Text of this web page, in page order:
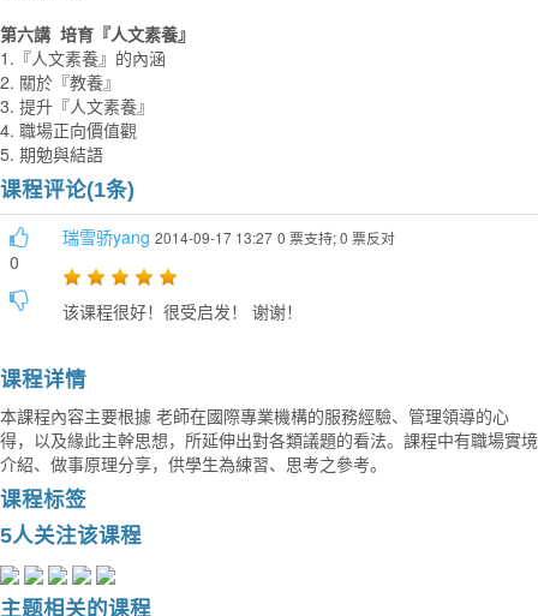
第六講 培育『人文素養』
1.『人文素養』的內涵
2. 關於『教養』
3. 提升『人文素養』
4. 職場正向價值觀
5. 期勉與結語
课程评论(1条)
0
瑞雪骄yang 2014-09-17 13:27 0 票支持; 0 票反对
该课程很好！很受启发！ 谢谢！
课程详情
本課程內容主要根據 老師在國際專業機構的服務經驗、管理領導的心
得，以及緣此主幹思想，所延伸出對各類議題的看法。 課程中有職場實境
介紹、做事原理分享，供學生為練習、思考之參考。
课程标签
5人关注该课程
主题相关的课程